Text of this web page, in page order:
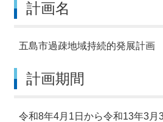
計画名
五島市過疎地域持続的発展計画
計画期間
令和8年4月1日から令和13年3月